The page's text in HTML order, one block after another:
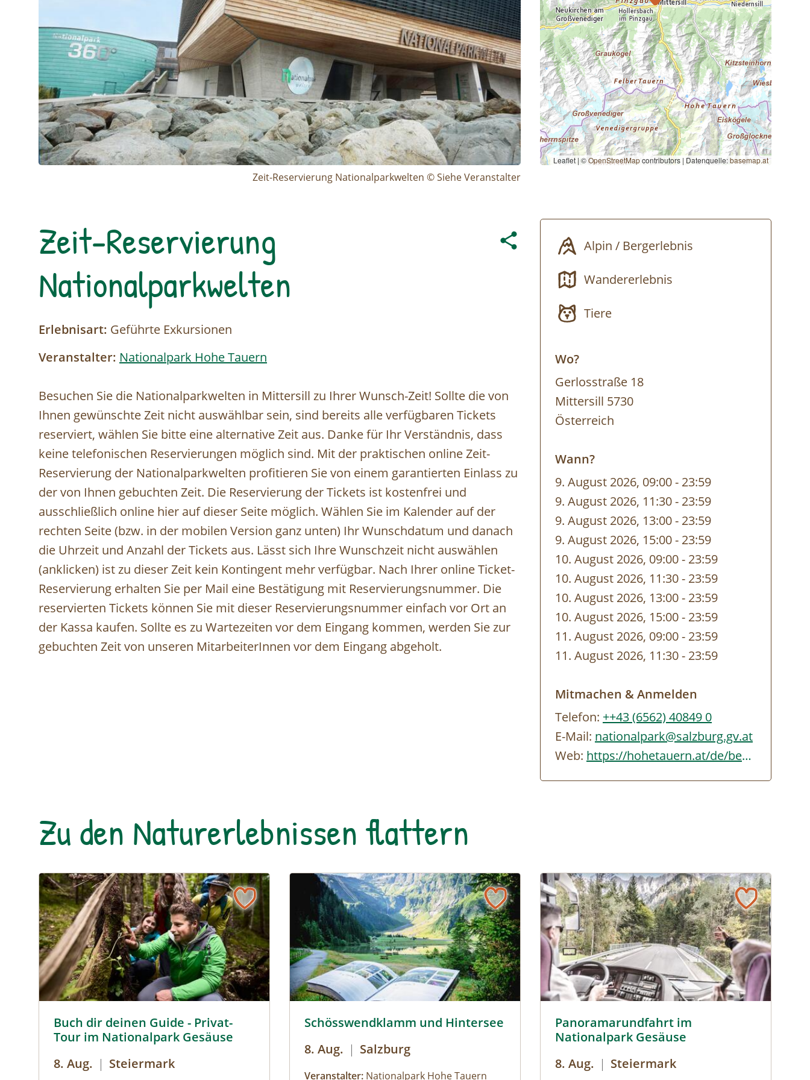
Zeit-Reservierung Nationalparkwelten © Siehe Veranstalter
Leaflet | ©OpenStreetMapcontributors | Datenquelle:basemap.at
Zeit-Reservierung
Nationalparkwelten
Erlebnisart: Geführte Exkursionen
Veranstalter: Nationalpark Hohe Tauern
Besuchen Sie die Nationalparkwelten in Mittersill zu Ihrer Wunsch-Zeit! Sollte die von
Ihnen gewünschte Zeit nicht auswählbar sein, sind bereits alle verfügbaren Tickets
reserviert, wählen Sie bitte eine alternative Zeit aus. Danke für Ihr Verständnis, dass
keine telefonischen Reservierungen möglich sind. Mit der praktischen online Zeit-
Reservierung der Nationalparkwelten profitieren Sie von einem garantierten Einlass zu
der von Ihnen gebuchten Zeit. Die Reservierung der Tickets ist kostenfrei und
ausschließlich online hier auf dieser Seite möglich. Wählen Sie im Kalender auf der
rechten Seite (bzw. in der mobilen Version ganz unten) Ihr Wunschdatum und danach
die Uhrzeit und Anzahl der Tickets aus. Lässt sich Ihre Wunschzeit nicht auswählen
(anklicken) ist zu dieser Zeit kein Kontingent mehr verfügbar. Nach Ihrer online Ticket-
Reservierung erhalten Sie per Mail eine Bestätigung mit Reservierungsnummer. Die
reservierten Tickets können Sie mit dieser Reservierungsnummer einfach vor Ort an
der Kassa kaufen. Sollte es zu Wartezeiten vor dem Eingang kommen, werden Sie zur
gebuchten Zeit von unseren MitarbeiterInnen vor dem Eingang abgeholt.
Alpin / Bergerlebnis
Wandererlebnis
Tiere
Wo?
Gerlosstraße 18
Mittersill 5730
Österreich
Wann?
9. August 2026, 09:00- bis
23:59
9. August 2026, 11:30- bis
23:59
9. August 2026, 13:00- bis
23:59
9. August 2026, 15:00- bis
23:59
10. August 2026, 09:00- bis
23:59
10. August 2026, 11:30- bis
23:59
10. August 2026, 13:00- bis
23:59
10. August 2026, 15:00- bis
23:59
11. August 2026, 09:00- bis
23:59
11. August 2026, 11:30- bis
23:59
Mitmachen & Anmelden
Telefon: ++43 (6562) 40849 0
E-Mail: nationalpark@salzburg.gv.at
Web:
https://hohetauern.at/de/besuchen/tourenangebote.html#/erlebnisse/SBG/CD837A88-…
Zu den Naturerlebnissen flattern
Buch dir deinen Guide - Privat-
Tour im Nationalpark Gesäuse
8. Aug. | Steiermark
Schösswendklamm und Hintersee
8. Aug. | Salzburg
Veranstalter: Nationalpark Hohe Tauern
Panoramarundfahrt im
Nationalpark Gesäuse
8. Aug. | Steiermark